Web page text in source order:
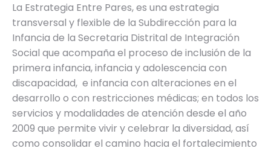
La Estrategia Entre Pares, es una estrategia
transversal y flexible de la Subdirección para la
Infancia de la Secretaria Distrital de Integración
Social que acompaña el proceso de inclusión de la
primera infancia, infancia y adolescencia con
discapacidad, e infancia con alteraciones en el
desarrollo o con restricciones médicas; en todos los
servicios y modalidades de atención desde el año
2009 que permite vivir y celebrar la diversidad, así
como consolidar el camino hacia el fortalecimiento